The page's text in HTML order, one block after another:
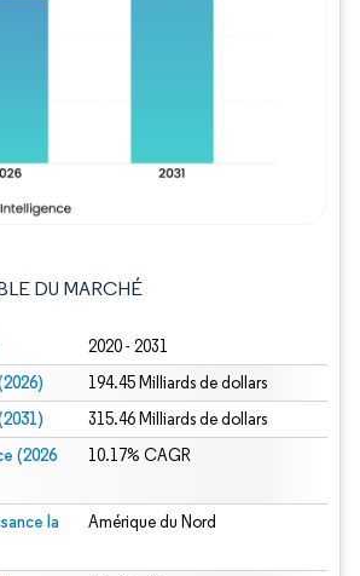
DU MARCHÉ
2020 - 2031
194.45 Milliards de dollars
315.46 Milliards de dollars
(2026
10.17% CAGR
la
Amérique du Nord